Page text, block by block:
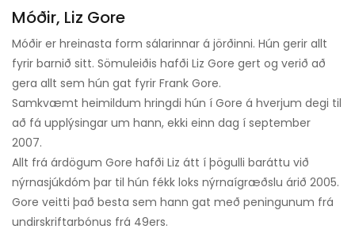
Móðir, Liz Gore
Móðir er hreinasta form sálarinnar á jörðinni. Hún gerir allt
fyrir barnið sitt. Sömuleiðis hafði Liz Gore gert og verið að
gera allt sem hún gat fyrir Frank Gore.
Samkvæmt heimildum hringdi hún í Gore á hverjum degi til
að fá upplýsingar um hann, ekki einn dag í september
2007.
Allt frá árdögum Gore hafði Liz átt í þögulli baráttu við
nýrnasjúkdóm þar til hún fékk loks nýrnaígræðslu árið 2005.
Gore veitti það besta sem hann gat með peningunum frá
undirskriftarbónus frá 49ers.